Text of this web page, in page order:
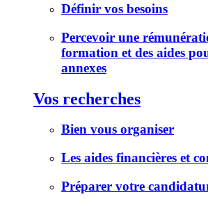
Définir vos besoins
Percevoir une
formation et des aides
annexes
Vos recherches
Bien vous organiser
Les aides financières et
Préparer votre